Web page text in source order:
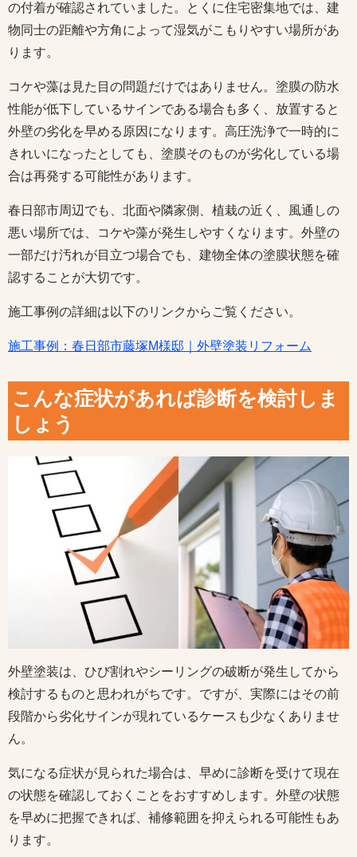
の付着が確認されていました。とくに住宅密集地では、建
物同士の距離や方角によって湿気がこもりやすい場所があ
ります。
コケや藻は見た目の問題だけではありません。塗膜の防水
性能が低下しているサインである場合も多く、放置すると
外壁の劣化を早める原因になります。高圧洗浄で一時的に
きれいになったとしても、塗膜そのものが劣化している場
合は再発する可能性があります。
春日部市周辺でも、北面や隣家側、植栽の近く、風通しの
悪い場所では、コケや藻が発生しやすくなります。外壁の
一部だけ汚れが目立つ場合でも、建物全体の塗膜状態を確
認することが大切です。
施工事例の詳細は以下のリンクからご覧ください。
施工事例：春日部市藤塚M様邸｜外壁塗装リフォーム
こんな症状があれば診断を検討しま
しょう
外壁塗装は、ひび割れやシーリングの破断が発生してから
検討するものと思われがちです。ですが、実際にはその前
段階から劣化サインが現れているケースも少なくありませ
ん。
気になる症状が見られた場合は、早めに診断を受けて現在
の状態を確認しておくことをおすすめします。外壁の状態
を早めに把握できれば、補修範囲を抑えられる可能性もあ
ります。